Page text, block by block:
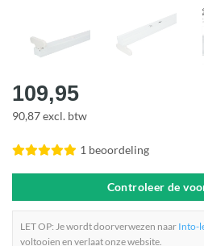
109,95
90,87 excl. btw
1 beoordeling
Controleer de
LET OP: Je wordt doorverwezen naar Into-
voltooien en verlaat onze website.